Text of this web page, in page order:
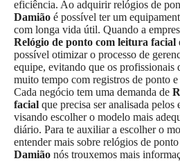
eficiência. Ao adquirir relógios de
Damião é possível ter um
com longa vida útil. Quando a
Relógio de ponto com leitura facial
possível otimizar o processo de
equipe, evitando que os profissionais
muito tempo com registros de ponto e
Cada negócio tem uma demanda de
facial que precisa ser analisada pelos
visando escolher o modelo mais
diário. Para te auxiliar a escolher o
entender mais sobre relógios de
Damião nós trouxemos mais